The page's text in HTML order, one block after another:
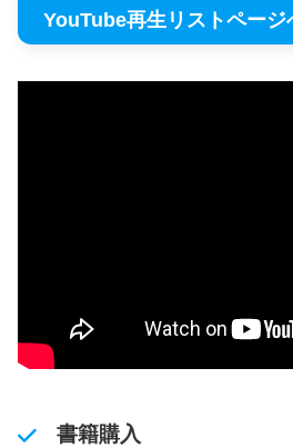
YouTube再生リストページ
書籍購入